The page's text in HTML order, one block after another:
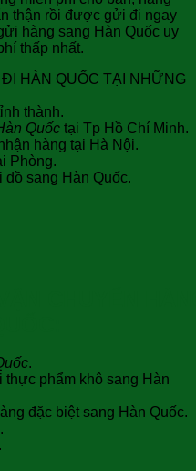
thận rồi được gửi đi ngay
hàng sang Hàn Quốc uy
thấp nhất.
HÀN QUỐC TẠI NHỮNG
thành.
Quốc tại Tp Hồ Chí Minh.
hàng tại Hà Nội.
Phòng.
sang Hàn Quốc.
.
phẩm khô sang Hàn
đặc biệt sang Hàn Quốc.